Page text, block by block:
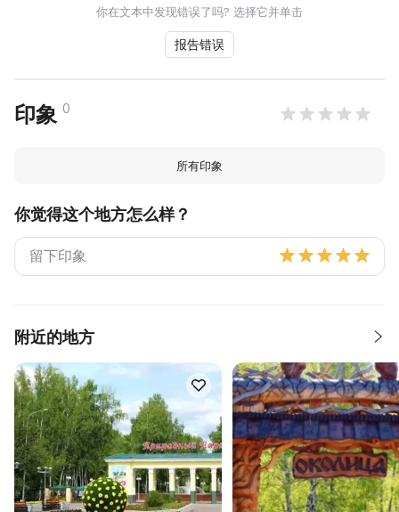
你在文本中发现错误了吗? 选择它并单击
报告错误
印象 0
所有印象
你觉得这个地方怎么样？
附近的地方